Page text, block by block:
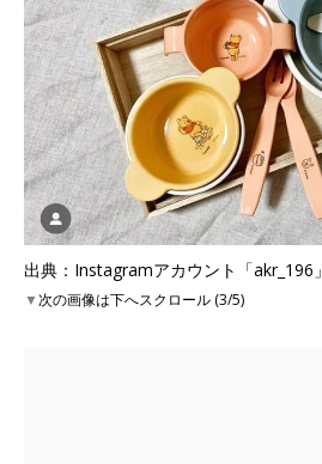
出典：Instagramアカウント「akr_196」
▼次の画像は下へスクロール (3/5)